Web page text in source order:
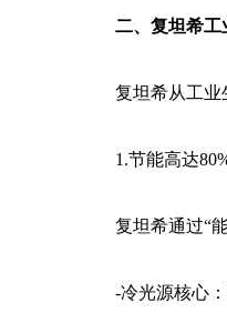
二、复坦希
复坦希从工业生
1.节能高达80%
复坦希通过“能
-冷光源核心：